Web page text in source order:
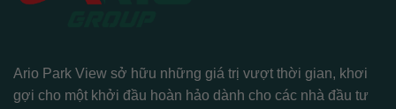
Ario Park View sở hữu những giá trị vượt thời gian, khơi
gợi cho một khởi đầu hoàn hảo dành cho các nhà đầu tư